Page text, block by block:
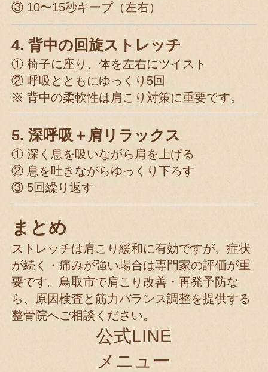
③ 10〜15秒キープ（左右）
4. 背中の回旋ストレッチ
① 椅子に座り、体を左右にツイスト
② 呼吸とともにゆっくり5回
※ 背中の柔軟性は肩こり対策に重要です。
5. 深呼吸＋肩リラックス
① 深く息を吸いながら肩を上げる
② 息を吐きながらゆっくり下ろす
③ 5回繰り返す
まとめ
ストレッチは肩こり緩和に有効ですが、症状
が続く・痛みが強い場合は専門家の評価が重
要です。鳥取市で肩こり改善・再発予防な
ら、原因検査と筋力バランス調整を提供する
整骨院へご相談ください。
公式LINE
メニュー